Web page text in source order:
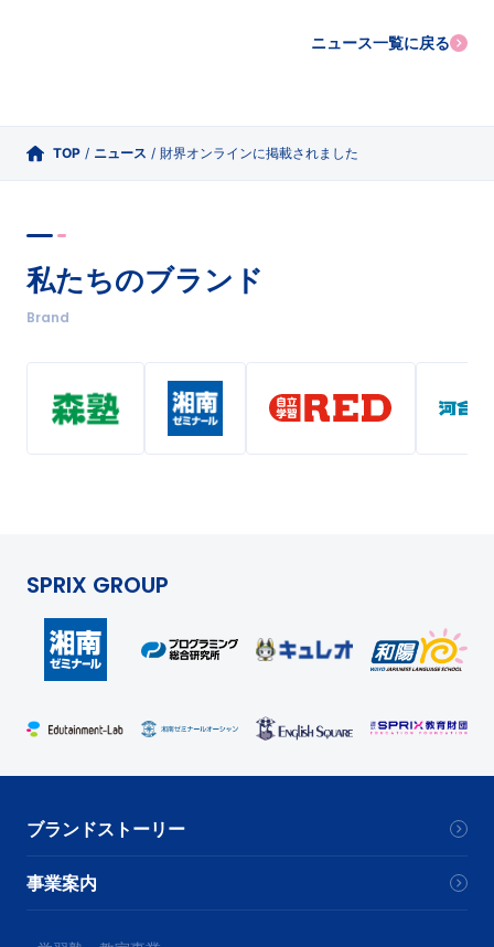
ニュース一覧に戻る
TOP / ニュース / 財界オンラインに掲載されました
私たちのブランド
Brand
SPRIX GROUP
ブランドストーリー
事業案内